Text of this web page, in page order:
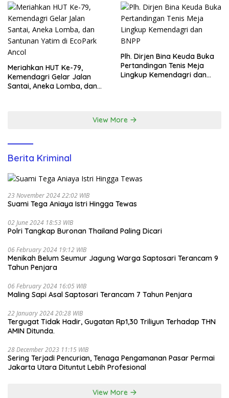
Meriahkan HUT Ke-79,
Kemendagri Gelar Jalan
Santai, Aneka Lomba, dan
Plh. Dirjen Bina Keuda Buka
Pertandingan Tenis Meja
Lingkup Kemendagri dan
View More
Berita Kriminal
23 November 2024 22:02 WIB
Suami Tega Aniaya Istri Hingga Tewas
02 June 2024 18:53 WIB
Polri Tangkap Buronan Thailand Paling Dicari
06 February 2024 19:12 WIB
Menikah Belum Seumur Jagung Warga Saptosari Terancam 9
Tahun Penjara
06 February 2024 16:05 WIB
Maling Sapi Asal Saptosari Terancam 7 Tahun Penjara
22 January 2024 20:28 WIB
Tergugat Tidak Hadir, Gugatan Rp1,30 Triliyun Terhadap THN
AMIN Ditunda.
28 December 2023 11:15 WIB
Sering Terjadi Pencurian, Tenaga Pengamanan Pasar Permai
Jakarta Utara Dituntut Lebih Profesional
View More